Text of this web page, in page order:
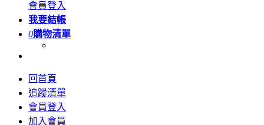
會員登入
我要結帳
0購物清單
回首頁
追蹤清單
會員登入
加入會員